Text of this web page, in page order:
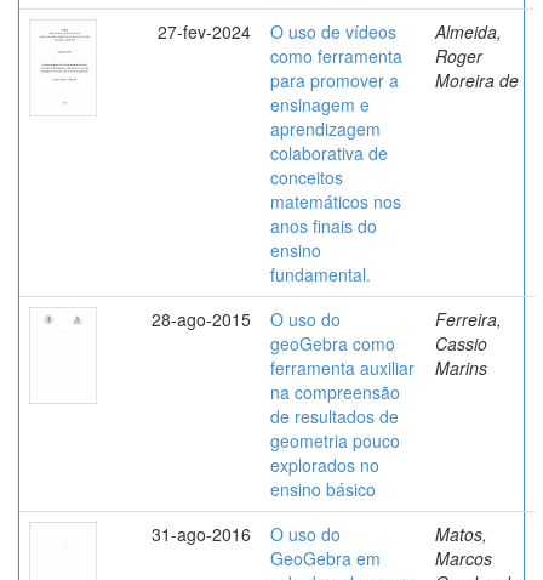
27-fev-2024
O uso de vídeos
como ferramenta
para promover a
ensinagem e
aprendizagem
colaborativa de
conceitos
matemáticos nos
anos finais do
ensino
fundamental.
Almeida,
Roger
Moreira de
28-ago-2015
O uso do
geoGebra como
ferramenta auxiliar
na compreensão
de resultados de
geometria pouco
explorados no
ensino básico
Ferreira,
Cassio
Marins
31-ago-2016
O uso do
GeoGebra em
Matos,
Marcos